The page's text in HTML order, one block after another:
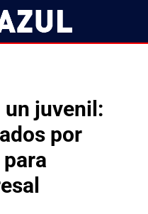
un juvenil:
por